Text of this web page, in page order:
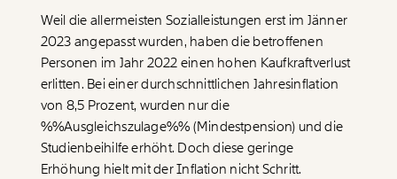
Weil die allermeisten Sozialleistungen erst im Jänner
2023 angepasst wurden, haben die betroffenen
Personen im Jahr 2022 einen hohen Kaufkraftverlust
erlitten. Bei einer durchschnittlichen Jahresinflation
von 8,5 Prozent, wurden nur die
%%Ausgleichszulage%% (Mindestpension) und die
Studienbeihilfe erhöht. Doch diese geringe
Erhöhung hielt mit der Inflation nicht Schritt.